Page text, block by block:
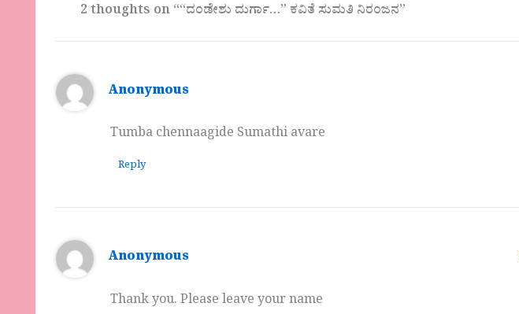
2 thoughts on ““ದಂಡೇಶು ದುರ್ಗಾ…” ಕವಿತೆ ಸುಮತಿ ನಿರಂಜನ”
Anonymous
Tumba chennaagide Sumathi avare
Reply
Anonymous
Thank you. Please leave your name